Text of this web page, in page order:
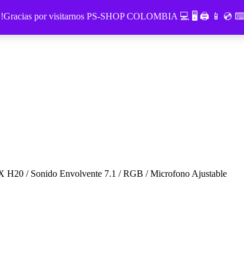
por visitarnos PS-SHOP COLOMBIA 💻 🖥 🖨 📱 💿
/ Sonido Envolvente 7.1 / RGB / Microfono Ajustable